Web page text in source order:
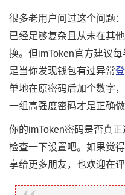
很多老用户问过这个问题
已经足够复杂且从未在其
换。但imToken官方建议
是当你发现钱包有过异常
单地在原密码后加个数字
一组高强度密码才是正确做
你的imToken密码是否真
检查一下设置吧。如果觉
享给更多朋友，也欢迎在